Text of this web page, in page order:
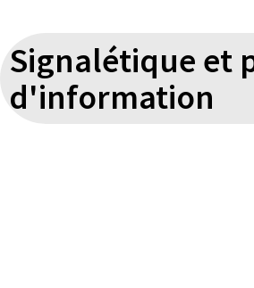
Signalétique et
d'information